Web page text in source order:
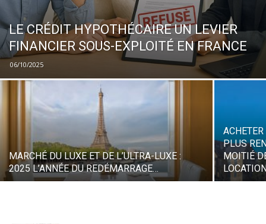
LE CRÉDIT HYPOTHÉCAIRE UN LEVIER
FINANCIER SOUS-EXPLOITÉ EN FRANCE
06/10/2025
MARCHÉ DU LUXE ET DE L’ULTRA-LUXE :
2025 L’ANNÉE DU REDÉMARRAGE…
PLUS
MOITIÉ